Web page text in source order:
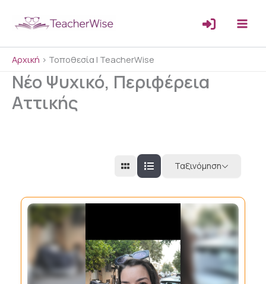
Αρχική > Τοποθεσία | TeacherWise
Νέο Ψυχικό, Περιφέρεια
Αττικής
Ταξινόμηση